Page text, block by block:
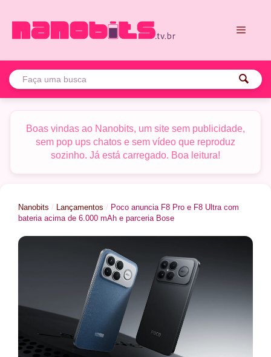
para
Boas vindas ao Nanobits, um site sem publicidade,
sem pop ups chatos e sem vídeo que reproduz
sozinho. Já está carregado. Boa leitura!
Nanobits / Lançamentos / Poco anuncia F8 Pro e F8 Ultra com
bateria acima de 6.000 mAh e parceria Bose